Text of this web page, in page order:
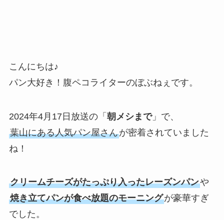
こんにちは♪
パン大好き！腹ペコライターのぼぶねぇです。
2024年4月17日放送の「 朝メシまで」で、
葉山にある人気パン屋さんが密着されていました
ね！
クリームチーズがたっぷり入ったレーズンパンや
焼き立てパンが食べ放題のモーニングが豪華すぎ
でした。